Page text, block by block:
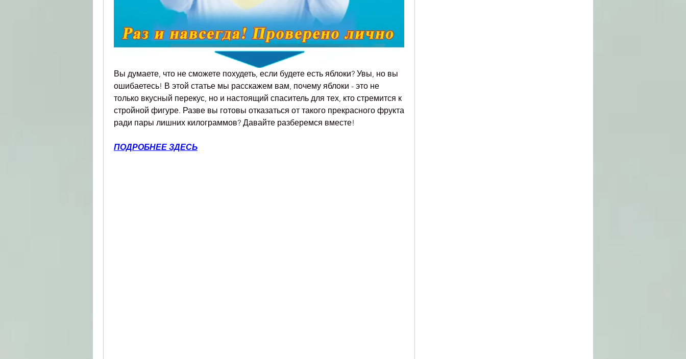
Вы думаете, что не сможете похудеть, если будете есть яблоки? Увы, но вы
ошибаетесь! В этой статье мы расскажем вам, почему яблоки - это не
только вкусный перекус, но и настоящий спаситель для тех, кто стремится к
стройной фигуре. Разве вы готовы отказаться от такого прекрасного фрукта
ради пары лишних килограммов? Давайте разберемся вместе!
ПОДРОБНЕЕ ЗДЕСЬ